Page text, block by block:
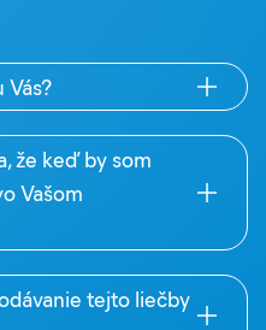
že keď by som
Vašom
tejto liečby